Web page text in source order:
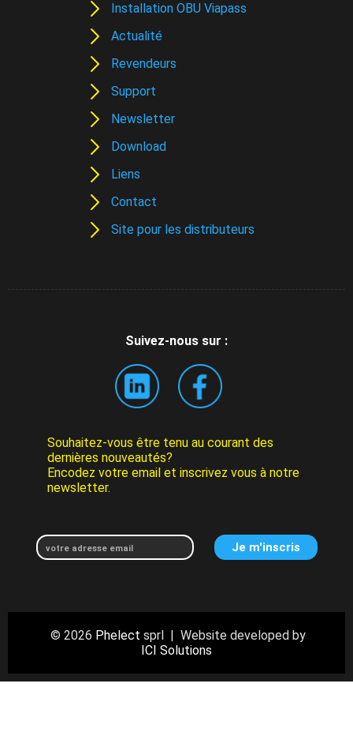
Installation OBU Viapass
Actualité
Revendeurs
Support
Newsletter
Download
Liens
Contact
Site pour les distributeurs
Suivez-nous sur :
Souhaitez-vous être tenu au courant des
dernières nouveautés?
Encodez votre email et inscrivez vous à notre
newsletter.
© 2026 Phelect sprl | Website developed by
ICI Solutions